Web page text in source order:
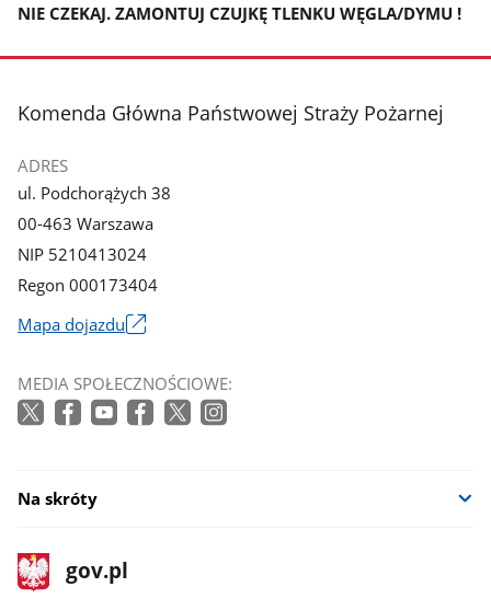
NIE CZEKAJ. ZAMONTUJ CZUJKĘ TLENKU WĘGLA/DYMU !
stopka
Komenda Główna Państwowej Straży Pożarnej
ADRES
ul. Podchorążych 38
00-463 Warszawa
NIP 5210413024
Regon 000173404
Mapa dojazdu
się
w
MEDIA SPOŁECZNOŚCIOWE:
Na skróty
stopka
gov.pl
Strona
gov.pl